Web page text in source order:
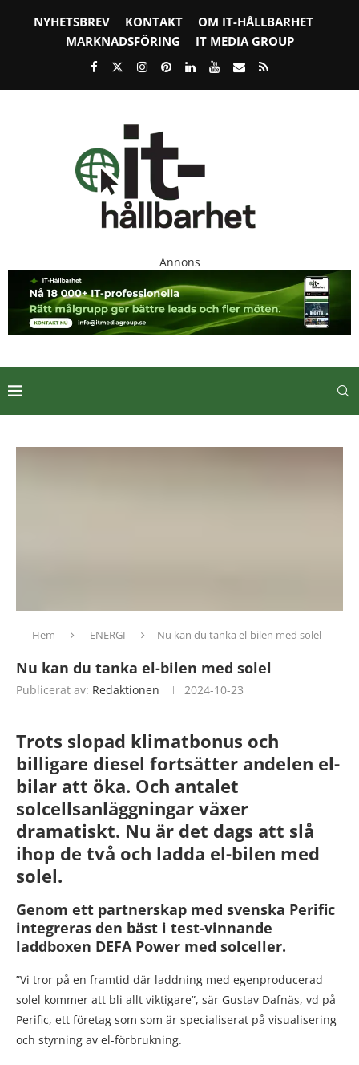
NYHETSBREV KONTAKT
OM IT-HÅLLBARHET
MARKNADSFÖRING
IT MEDIA GROUP
Annons
Hem ENERGI Nu kan du tanka el-bilen med solel
Nu kan du tanka el-bilen med solel
Publicerat av: Redaktionen 2024-10-23
Trots slopad klimatbonus och
billigare diesel fortsätter andelen el-
bilar att öka. Och antalet
solcellsanläggningar växer
dramatiskt. Nu är det dags att slå
ihop de två och ladda el-bilen med
solel.
Genom ett partnerskap med svenska Perific
integreras den bäst i test-vinnande
laddboxen DEFA Power med solceller.
”Vi tror på en framtid där laddning med egenproducerad
solel kommer att bli allt viktigare”, sär Gustav Dafnäs, vd på
Perific, ett företag som som är specialiserat på visualisering
och styrning av el-förbrukning.